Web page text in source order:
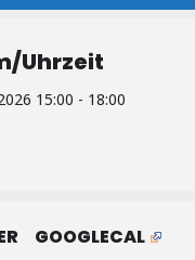
Uhrzeit
15:00 - 18:00
GOOGLECAL